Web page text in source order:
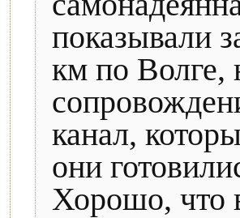
показывали
км по Волге,
канал,
они
Хорошо, что